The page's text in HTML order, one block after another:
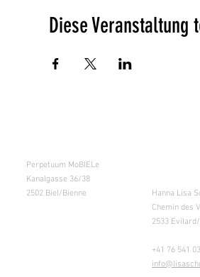
Diese Veranstaltung
Perpetuum MoBIELe
Kanalgasse 36/38
2502 Biel/Bienne
Hanna Lisa
Chemin des
2533
+41 76 541